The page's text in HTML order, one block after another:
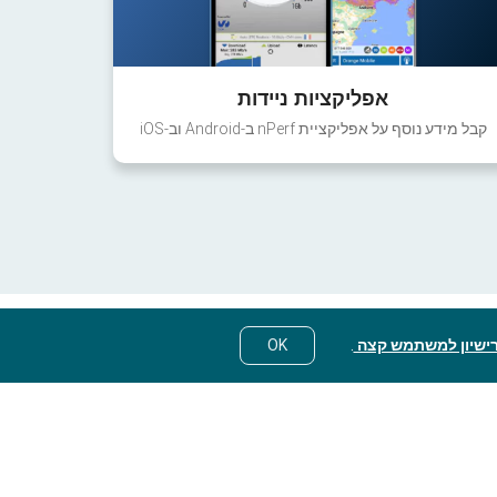
אפליקציות ניידות
קבל מידע נוסף על אפליקציית nPerf ב-Android וב-iOS
למשתמש קצה OK